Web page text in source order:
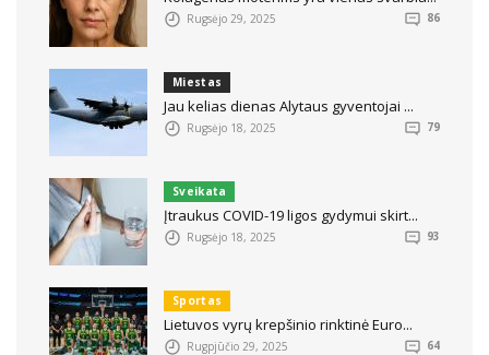
Rugsėjo 29, 2025 86
Miestas
Jau kelias dienas Alytaus gyventojai ...
Rugsėjo 18, 2025 79
Sveikata
Įtraukus COVID-19 ligos gydymui skirt...
Rugsėjo 18, 2025 93
Sportas
Lietuvos vyrų krepšinio rinktinė Euro...
Rugpjūčio 29, 2025 64